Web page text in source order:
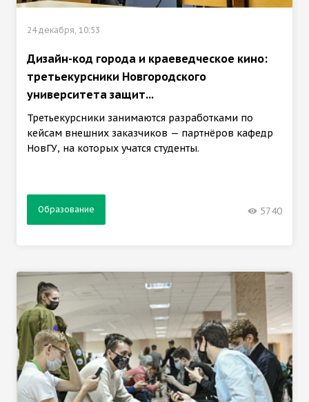
24 декабря, 10:53
Дизайн-код города и краеведческое кино:
третьекурсники Новгородского
университета защит...
Третьекурсники занимаются разработками по
кейсам внешних заказчиков — партнёров кафедр
НовГУ, на которых учатся студенты.
Образование 5740